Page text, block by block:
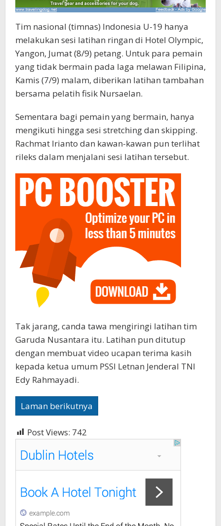
Tim nasional (timnas) Indonesia U-19 hanya
melakukan sesi latihan ringan di Hotel Olympic,
Yangon, Jumat (8/9) petang. Untuk para pemain
yang tidak bermain pada laga melawan Filipina,
Kamis (7/9) malam, diberikan latihan tambahan
bersama pelatih fisik Nursaelan.
Sementara bagi pemain yang bermain, hanya
mengikuti hingga sesi stretching dan skipping.
Rachmat Irianto dan kawan-kawan pun terlihat
rileks dalam menjalani sesi latihan tersebut.
Tak jarang, canda tawa mengiringi latihan tim
Garuda Nusantara itu. Latihan pun ditutup
dengan membuat video ucapan terima kasih
kepada ketua umum PSSI Letnan Jenderal TNI
Edy Rahmayadi.
Laman berikutnya
Post Views: 742